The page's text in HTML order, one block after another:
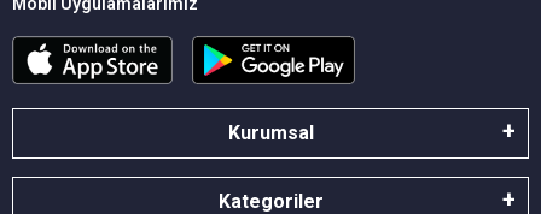
Kurumsal
Kategoriler